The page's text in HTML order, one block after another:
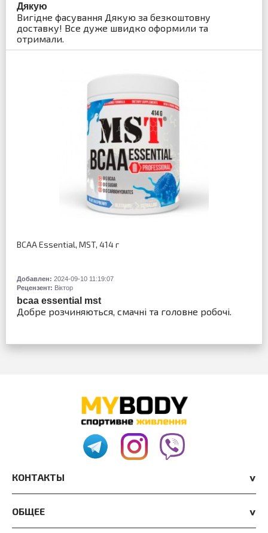
Дякую
Вигідне фасування Дякую за безкоштовну
доставку! Все дуже швидко оформили та
отримали.
BCAA Essential, MST, 414 г
Добавлен: 2024-09-10 11:19:07
Рецензент: Віктор
bcaa essential mst
Добре розчиняються, смачні та головне робочі.
КОНТАКТЫ
ОБЩЕЕ